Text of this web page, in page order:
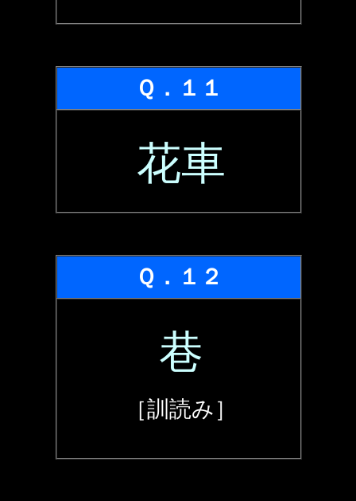
Ｑ．１１
花車
Ｑ．１２
巷
［訓読み］